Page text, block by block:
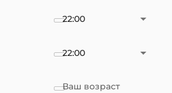
22:00
22:00
Ваш возраст